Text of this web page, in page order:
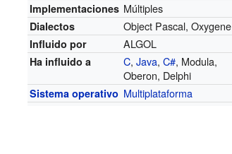
Implementaciones Múltiples
Dialectos Object Pascal, Oxygene
Influido por ALGOL
Ha influido a C,Java,C#, Modula,
Oberon, Delphi
Sistema operativo Multiplataforma